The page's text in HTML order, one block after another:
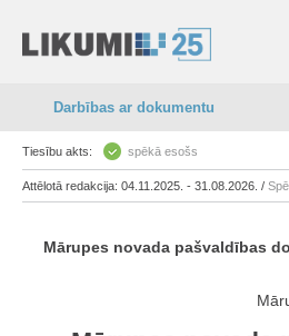
Darbības ar dokumentu
Tiesību akts: spēkā esošs
Attēlotā redakcija: 04.11.2025. - 31.08.2026. /
Mārupes novada pašvaldības